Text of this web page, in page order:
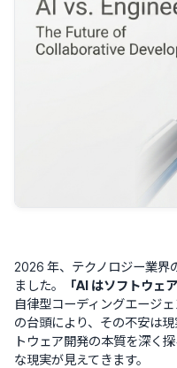
2026 年、テクノロジー業界
ました。
「AI はソフトウェ
自律型コーディングエージ
の台頭により、その不安は
トウェア開発の本質を深く
な現実が見えてきます。